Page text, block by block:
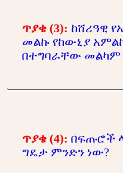
ጥያቄ (3): ከሸሪዓዊ
መልኩ የከውኒያ
በተግባራቸው መልካም
ጥያቄ (4): በፍጡሮች
ግዴታ ምንድን ነው?